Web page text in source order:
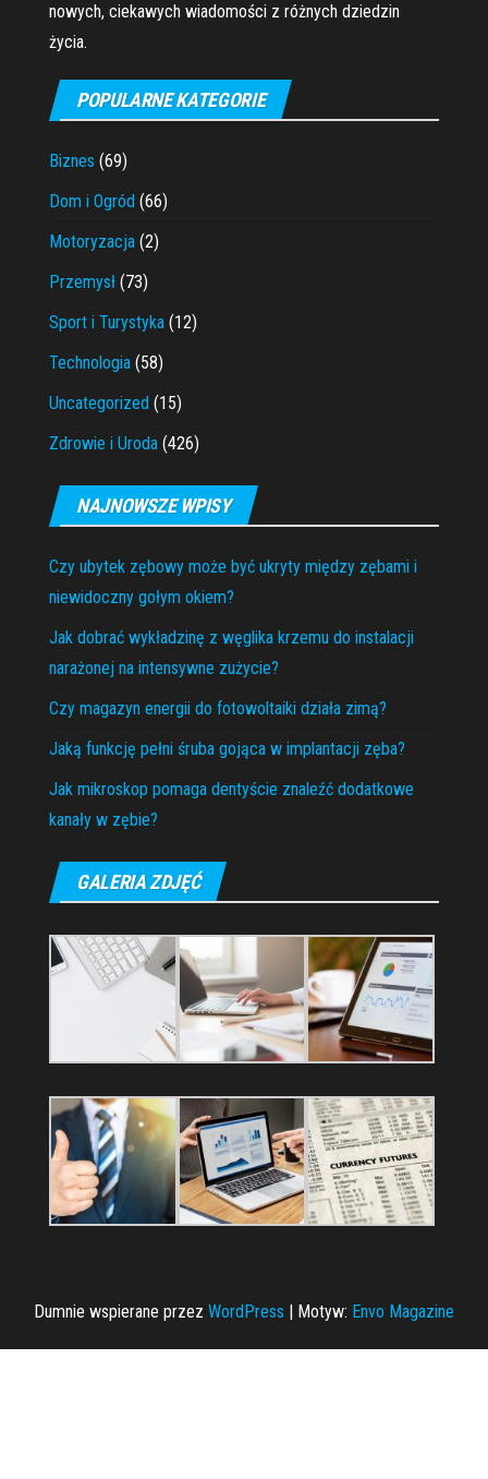
nowych, ciekawych wiadomości z różnych dziedzin
życia.
POPULARNE KATEGORIE
Biznes (69)
Dom i Ogród (66)
Motoryzacja (2)
Przemysł (73)
Sport i Turystyka (12)
Technologia (58)
Uncategorized (15)
Zdrowie i Uroda (426)
NAJNOWSZE WPISY
Czy ubytek zębowy może być ukryty między zębami i
niewidoczny gołym okiem?
Jak dobrać wykładzinę z węglika krzemu do instalacji
narażonej na intensywne zużycie?
Czy magazyn energii do fotowoltaiki działa zimą?
Jaką funkcję pełni śruba gojąca w implantacji zęba?
Jak mikroskop pomaga dentyście znaleźć dodatkowe
kanały w zębie?
GALERIA ZDJĘĆ
Dumnie wspierane przez WordPress | Motyw: Envo Magazine